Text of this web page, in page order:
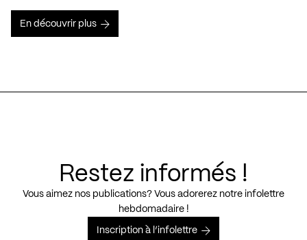
En découvrir plus
Restez informés !
Vous aimez nos publications? Vous adorerez notre infolettre
hebdomadaire !
Inscription à l’infolettre